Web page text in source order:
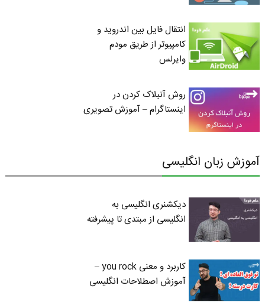
انتقال فایل بین اندروید و
کامپیوتر از طریق مودم
وایرلس
روش آنبلاک کردن در
اینستاگرام – آموزش تصویری
آموزش زبان انگلیسی
دیکشنری انگلیسی به
انگلیسی از مبتدی تا پیشرفته
کاربرد و معنی you rock –
آموزش اصطلاحات انگلیسی